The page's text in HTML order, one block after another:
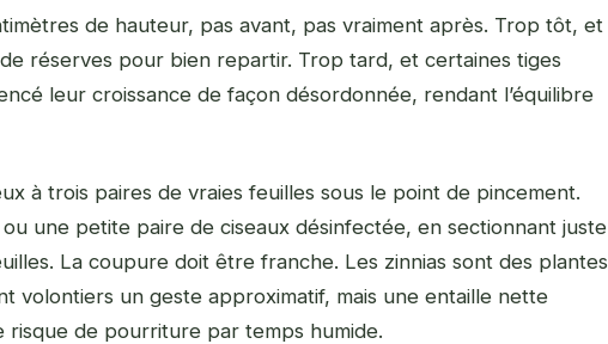
de hauteur, pas avant, pas vraiment après. Trop tôt, et
réserves pour bien repartir. Trop tard, et certaines tiges
leur croissance de façon désordonnée, rendant l’équilibre
à trois paires de vraies feuilles sous le point de pincement.
une petite paire de ciseaux désinfectée, en sectionnant juste
La coupure doit être franche. Les zinnias sont des plantes
volontiers un geste approximatif, mais une entaille nette
risque de pourriture par temps humide.